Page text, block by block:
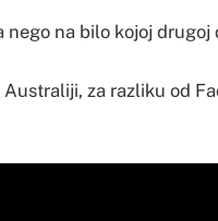
na bilo kojoj drugoj
za razliku od